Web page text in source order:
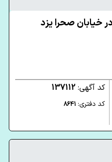
کد آگهی: 137112
کد دفتری: 8641